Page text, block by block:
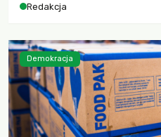
Redakcja
Demokracja